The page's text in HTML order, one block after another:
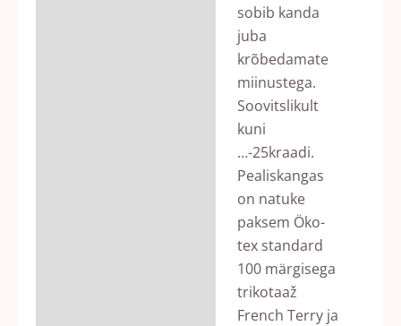
sobib kanda
juba
krõbedamate
miinustega.
Soovitslikult
kuni
…-25kraadi.
Pealiskangas
on natuke
paksem Öko-
tex standard
100 märgisega
trikotaaž
French Terry ja